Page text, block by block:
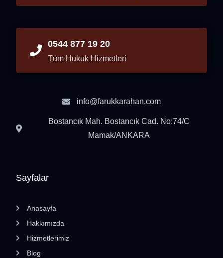
Sayfalar
Anasayfa
Hakkımızda
Hizmetlerimiz
Blog
0544 877 19 20
Tüm Hukuk Hizmetleri
info@farukkarahan.com
Bostancık Mah. Bostancık Cad. No:74/C
Mamak/ANKARA